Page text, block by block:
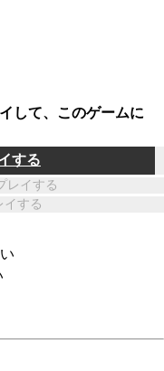
して、このゲームに
する
レイする
イする